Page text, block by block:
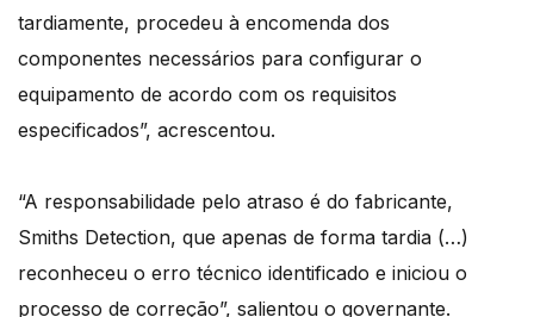
tardiamente, procedeu à encomenda dos
componentes necessários para configurar o
equipamento de acordo com os requisitos
especificados”, acrescentou.
“A responsabilidade pelo atraso é do fabricante,
Smiths Detection, que apenas de forma tardia (…)
reconheceu o erro técnico identificado e iniciou o
processo de correção”, salientou o governante.